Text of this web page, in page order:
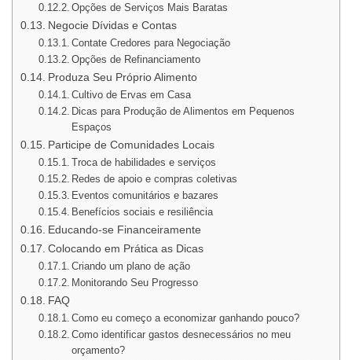
Opções de Serviços Mais Baratas
Negocie Dívidas e Contas
Contate Credores para Negociação
Opções de Refinanciamento
Produza Seu Próprio Alimento
Cultivo de Ervas em Casa
Dicas para Produção de Alimentos em Pequenos
Espaços
Participe de Comunidades Locais
Troca de habilidades e serviços
Redes de apoio e compras coletivas
Eventos comunitários e bazares
Benefícios sociais e resiliência
Educando-se Financeiramente
Colocando em Prática as Dicas
Criando um plano de ação
Monitorando Seu Progresso
FAQ
Como eu começo a economizar ganhando pouco?
Como identificar gastos desnecessários no meu
orçamento?